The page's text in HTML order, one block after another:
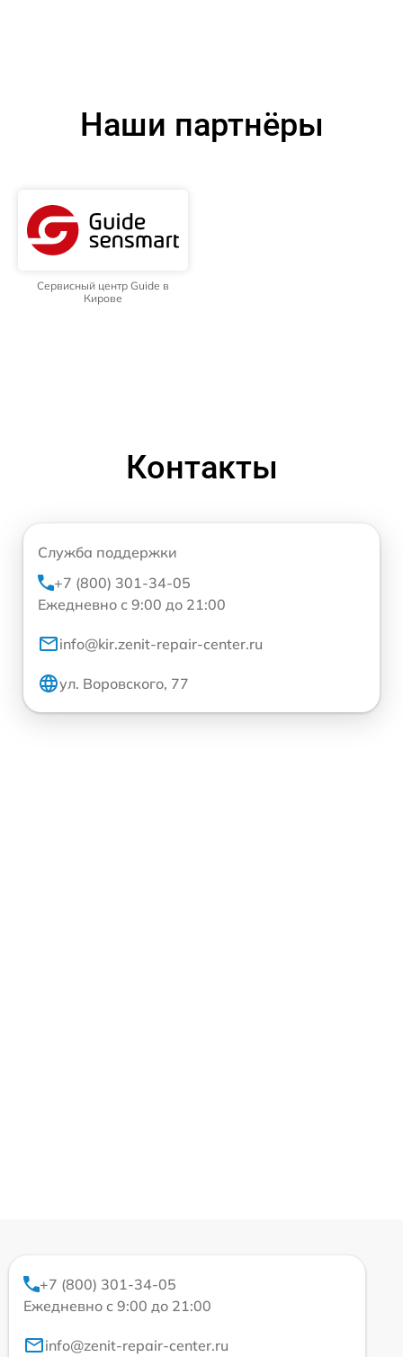
Наши партнёры
Сервисный центр Guide в
Кирове
Контакты
Служба поддержки
+7 (800) 301-34-05
Ежедневно с 9:00 до 21:00
info@kir.zenit-repair-center.ru
ул. Воровского, 77
+7 (800) 301-34-05
Ежедневно с 9:00 до 21:00
info@zenit-repair-center.ru